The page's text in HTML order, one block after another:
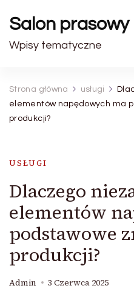
Salon
Wpisy tematyczne
Strona główna usługi
elementów napędowych ma
produkcji?
USŁUGI
Dlaczego
elementów
podstawowe
produkcji?
Admin 3 Czerwca 2025